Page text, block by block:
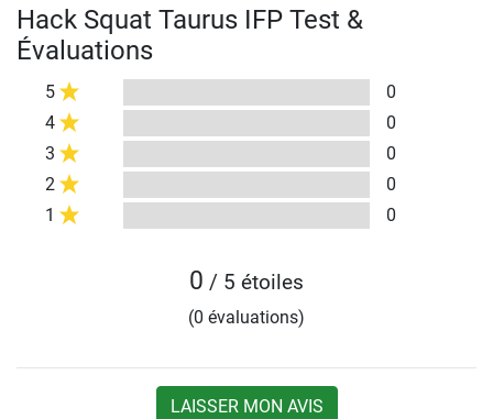
Hack Squat Taurus IFP Test &
Évaluations
5
0
4
0
3
0
2
0
1
0
0 / 5 étoiles
(0 évaluations)
LAISSER MON AVIS